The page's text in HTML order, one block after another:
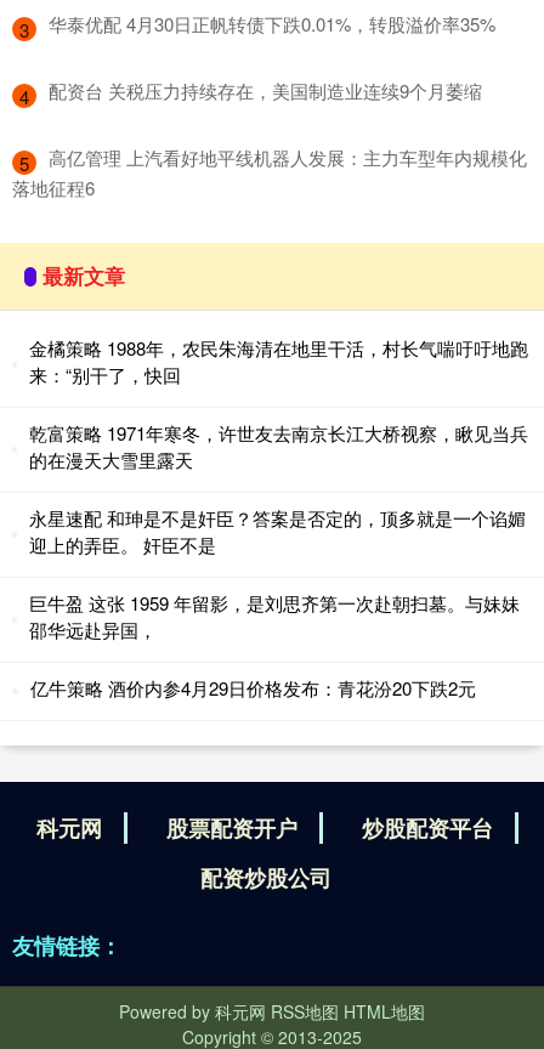
3 ​华泰优配 4月30日正帆转债下跌0.01%，转股溢价率35%
4 ​配资台 关税压力持续存在，美国制造业连续9个月萎缩
5
​高亿管理 上汽看好地平线机器人发展：主力车型年内规模化
落地征程6
最新文章
金橘策略 1988年，农民朱海清在地里干活，村长气喘吁吁地跑
来：“别干了，快回
乾富策略 1971年寒冬，许世友去南京长江大桥视察，瞅见当兵
的在漫天大雪里露天
永星速配 和珅是不是奸臣？答案是否定的，顶多就是一个谄媚
迎上的弄臣。 奸臣不是
巨牛盈 这张 1959 年留影，是刘思齐第一次赴朝扫墓。与妹妹
邵华远赴异国，
亿牛策略 酒价内参4月29日价格发布：青花汾20下跌2元
科元网 股票配资开户
炒股配资平台
配资炒股公司
友情链接：
Powered by 科元网 RSS地图 HTML地图
Copyright © 2013-2025